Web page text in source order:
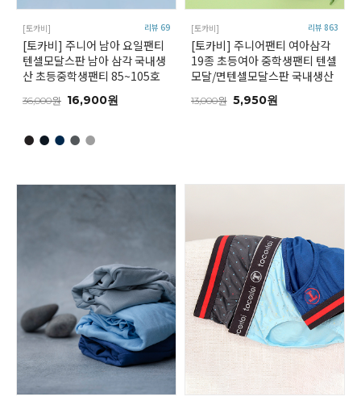
[토카비] 리뷰 69
[토카비] 주니어 남아 요일팬티
텐셀모달스판 남아 삼각 국내생
산 초등중학생팬티 85~105호
36,000원 16,900원
●●●●●
[토카비] 리뷰 863
[토카비] 주니어팬티 여아삼각
19종 초등여아 중학생팬티 텐셀
모달/면텐셀모달스판 국내생산
13,000원 5,950원